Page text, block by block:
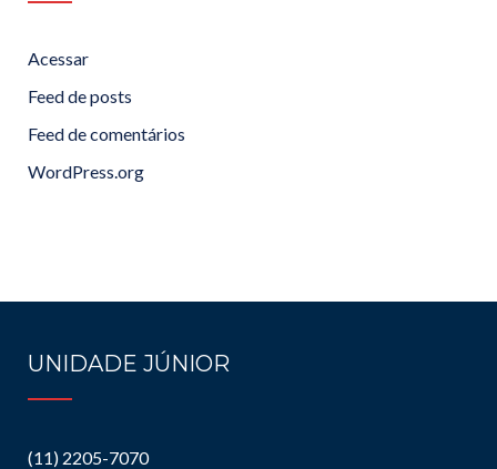
Acessar
Feed de posts
Feed de comentários
WordPress.org
UNIDADE JÚNIOR
(11) 2205-7070